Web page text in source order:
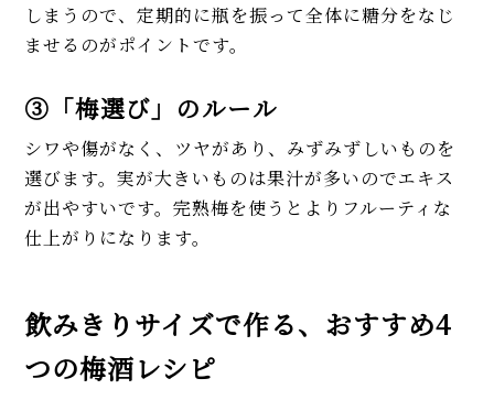
しまうので、定期的に瓶を振って全体に糖分をなじ
ませるのがポイントです。
③「梅選び」のルール
シワや傷がなく、ツヤがあり、みずみずしいものを
選びます。実が大きいものは果汁が多いのでエキス
が出やすいです。完熟梅を使うとよりフルーティな
仕上がりになります。
飲みきりサイズで作る、おすすめ4
つの梅酒レシピ